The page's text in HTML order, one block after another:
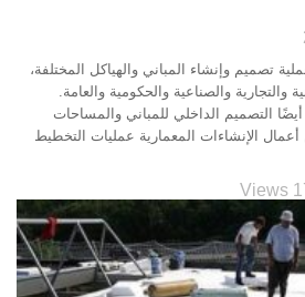
تصميم وإنشاء المباني والهياكل المختلفة،
والصناعية والحكومية والعامة.
التصميم الداخلي للمباني والمساحات
أعمال الإنشاءات المعمارية عمليات التخطيط